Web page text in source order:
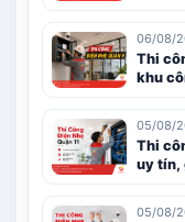
06/08/
Thi
khu
05/08/
Thi
uy tín,
05/08/